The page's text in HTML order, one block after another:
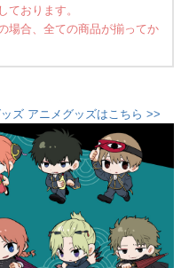
ております。
場合、全ての商品が揃ってか
ズ アニメグッズはこちら >>